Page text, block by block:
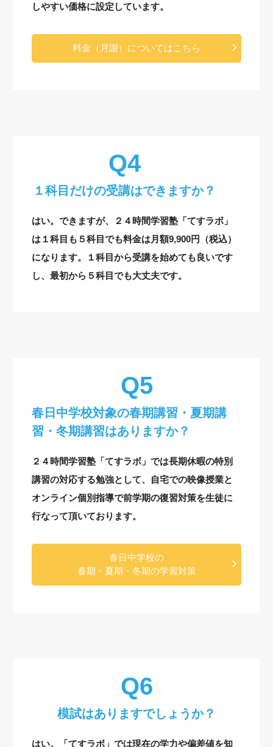
しやすい価格に設定しています。
料金（月謝）についてはこちら
１科目だけの受講はできますか？
はい。できますが、２４時間学習塾「てすラボ」
は１科目も５科目でも料金は月額9,900円（税込）
になります。１科目から受講を始めても良いです
し、最初から５科目でも大丈夫です。
春日中学校対象の春期講習・夏期講
習・冬期講習はありますか？
２４時間学習塾「てすラボ」では長期休暇の特別
講習の対応する勉強として、自宅での映像授業と
オンライン個別指導で前学期の復習対策を生徒に
行なって頂いております。
春日中学校の
春期・夏期・冬期の学習対策
模試はありますでしょうか？
はい。「てすラボ」では現在の学力や偏差値を知